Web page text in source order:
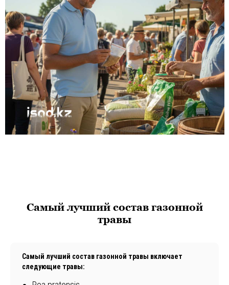
Самый лучший состав газонной
травы
Самый лучший состав газонной травы включает
следующие травы: